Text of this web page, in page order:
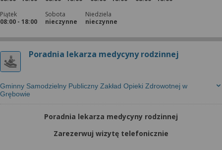
Piątek
08:00 - 18:00
Sobota
nieczynne
Niedziela
nieczynne
Poradnia lekarza medycyny rodzinnej
Gminny Samodzielny Publiczny Zakład Opieki Zdrowotnej w
Grębowie
Poradnia lekarza medycyny rodzinnej
Zarezerwuj wizytę telefonicznie